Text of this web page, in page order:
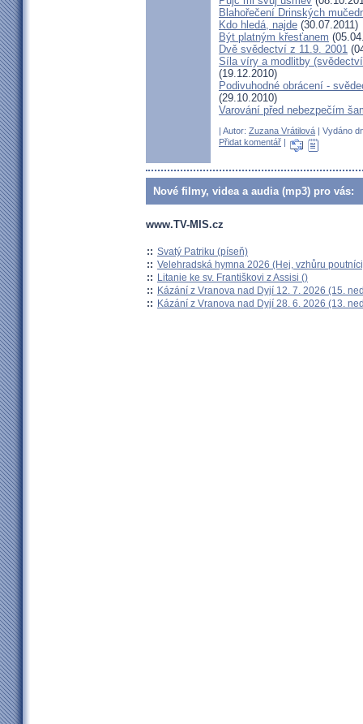
Blahořečení Drinských
Kdo hledá, najde (30.07.2011)
Být platným křesťanem
Dvě svědectví z 11.9. 2001
Síla víry a modlitby
(19.12.2010)
Podivuhodné obrácení -
(29.10.2010)
Varování před nebezpečím
| Autor: Zuzana Vrátilová | Vydáno
Přidat komentář |
Nové filmy, videa a audia (mp3) pro vás:
www.TV-MIS.cz
:: Svatý Patriku (píseň)
:: Velehradská hymna 2026 (Hej, vzhůru
:: Litanie ke sv. Františkovi z Assisi ()
:: Kázání z Vranova nad Dyjí 12. 7. 2026 (15.
:: Kázání z Vranova nad Dyjí 28. 6. 2026 (13.